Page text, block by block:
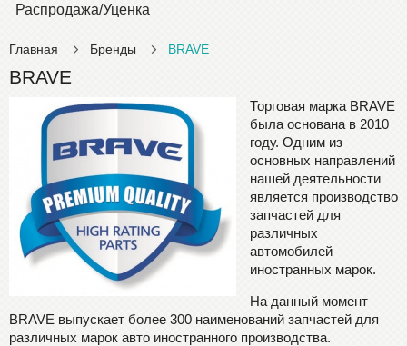
Распродажа/Уценка
Главная Бренды BRAVE
BRAVE
Торговая марка BRAVE
была основана в 2010
году. Одним из
основных направлений
нашей деятельности
является производство
запчастей для
различных
автомобилей
иностранных марок.
На данный момент
BRAVE выпускает более 300 наименований запчастей для
различных марок авто иностранного производства.